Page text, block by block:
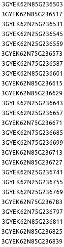
3GYEK62N85G236503
3GYEK62N85G236517
3GYEK62N25G236531
3GYEK62N25G236545
3GYEK62N25G236559
3GYEK62N75G236573
3GYEK62N75G236587
3GYEK62N85G236601
3GYEK62N85G236615
3GYEK62N85G236629
3GYEK62N25G236643
3GYEK62N25G236657
3GYEK62N75G236671
3GYEK62N75G236685
3GYEK62N75G236699
3GYEK62N85G236713
3GYEK62N85G236727
3GYEK62N25G236741
3GYEK62N25G236755
3GYEK62N25G236769
3GYEK62N75G236783
3GYEK62N75G236797
3GYEK62N85G236811
3GYEK62N85G236825
3GYEK62N85G236839